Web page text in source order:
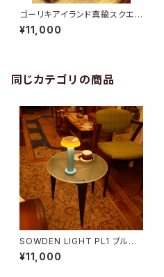
ゴーリキアイランド真鍮スクエア
ランプ2
¥11,000
同じカテゴリの商品
SOWDEN LIGHT PL1 ブルー
×オレンジ
¥11,000